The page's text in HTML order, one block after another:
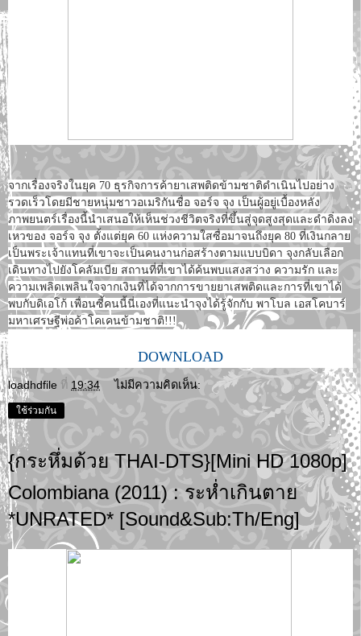
จากเรื่องจริงในยุค 70 ธุรกิจการค้ายาเสพติดข้ามชาติดำเนินไปอย่าง
รวดเร็วโดยมีชายหนุ่มชาวอเมริกันชื่อ จอร์จ จุง เป็นผู้อยู่เบื้องหลัง
ภาพยนตร์เรื่องนี้นำเสนอให้เห็นช่วงชีวิตจริงที่ขึ้นสู่จุดสูงสุดและดำดิ่งลง
เหวของ จอร์จ จุง ตั้งแต่ยุค 60 แห่งความใสซื่อมาจนถึงยุค 80 ที่เงินกลาย
เป็นพระเจ้าแทนที่เขาจะเป็นคนงานก่อสร้างตามแบบบิดา จุงกลับเลือก
เดินทางไปยังโคลัมเบีย สถานที่ที่เขาได้ค้นพบแสงสว่าง ความรัก และ
ความเพลิดเพลินใจจากเงินที่ได้จากการขายยาเสพติดและการที่เขาได้
พบกับดิเอโก้ เพื่อนซี้คนนี้นี่เองที่แนะนำจุงได้รู้จักกับ พาโบล เอสโคบาร์
มหาเศรษฐีพ่อค้าโคเคนข้ามชาติ!!!
DOWNLOAD
loadhdfile ที่ 19:34 ไม่มีความคิดเห็น:
ใช้ร่วมกัน
{กระหึ่มด้วย THAI-DTS}[Mini HD 1080p]
Colombiana (2011) : ระห่ำเกินตาย
*UNRATED* [Sound&Sub:Th/Eng]